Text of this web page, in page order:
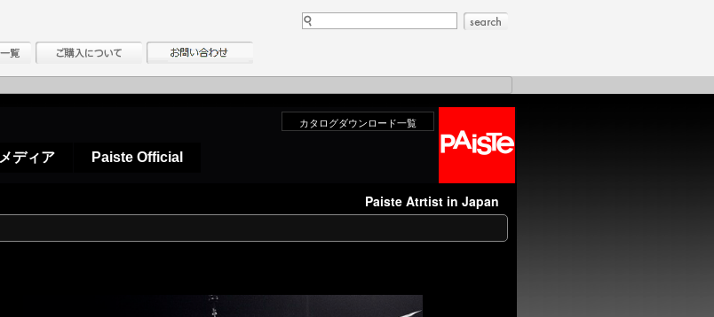
カタログダウンロード一覧
メディア Paiste Official
Paiste Atrtist in Japan